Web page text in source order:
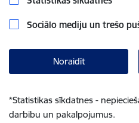
Sociālo mediju un trešo
Noraidīt
*Statistikas sīkdatnes -
darbību un pakalpojumus.